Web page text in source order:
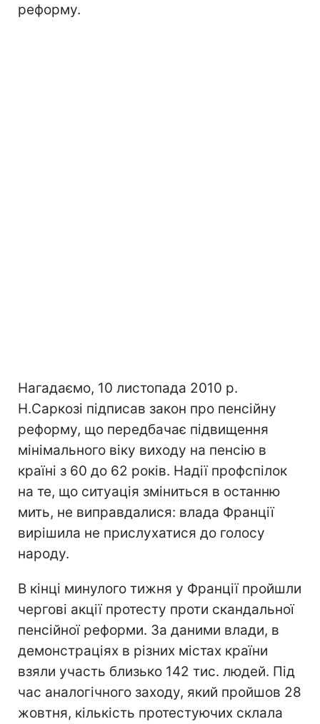
реформу.
Нагадаємо, 10 листопада 2010 р.
Н.Саркозі підписав закон про пенсійну
реформу, що передбачає підвищення
мінімального віку виходу на пенсію в
країні з 60 до 62 років. Надії профспілок
на те, що ситуація зміниться в останню
мить, не виправдалися: влада Франції
вирішила не прислухатися до голосу
народу.
В кінці минулого тижня у Франції пройшли
чергові акції протесту проти скандальної
пенсійної реформи. За даними влади, в
демонстраціях в різних містах країни
взяли участь близько 142 тис. людей. Під
час аналогічного заходу, який пройшов 28
жовтня, кількість протестуючих склала